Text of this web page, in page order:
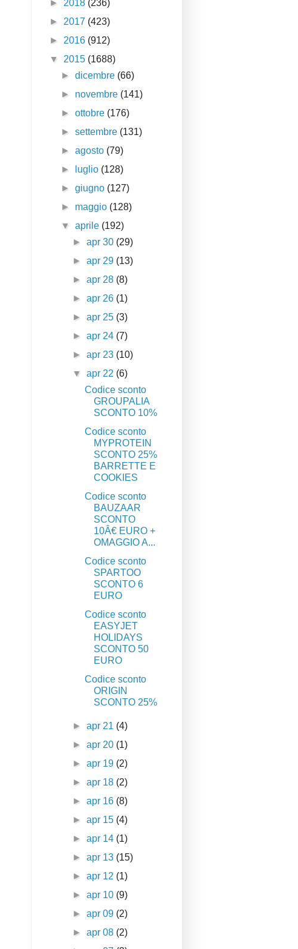
► 2018 (236)
► 2017 (423)
► 2016 (912)
▼ 2015 (1688)
►dicembre (66)
► novembre (141)
►ottobre (176)
►settembre (131)
►agosto (79)
►
luglio (128)
►giugno (127)
► maggio (128)
▼aprile (192)
►apr 30 (29)
►apr 29 (13)
►apr 28 (8)
►apr 26 (1)
►apr 25 (3)
►apr 24 (7)
►apr 23 (10)
▼apr 22 (6)
Codice sconto
GROUPALIA
SCONTO 10%
Codice sconto
MYPROTEIN
SCONTO 25%
BARRETTE E
COOKIES
Codice sconto
BAUZAAR
SCONTO
10Â€ EURO +
OMAGGIO A...
Codice sconto
SPARTOO
SCONTO 6
EURO
Codice sconto
EASYJET
HOLIDAYS
SCONTO 50
EURO
Codice sconto
ORIGIN
SCONTO 25%
►apr 21 (4)
►apr 20 (1)
►apr 19 (2)
►apr 18 (2)
►apr 16 (8)
►apr 15 (4)
►apr 14 (1)
►apr 13 (15)
►apr 12 (1)
►apr 10 (9)
►apr 09 (2)
►apr 08 (2)